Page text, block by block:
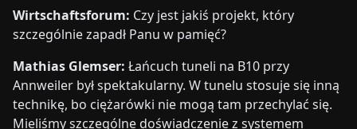
Wirtschaftsforum: Czy jest jakiś projekt, który
szczególnie zapadł Panu w pamięć?
Mathias Glemser: Łańcuch tuneli na B10 przy
Annweiler był spektakularny. W tunelu stosuje się inną
technikę, bo ciężarówki nie mogą tam przechylać się.
Mieliśmy szczególne doświadczenie z systemem